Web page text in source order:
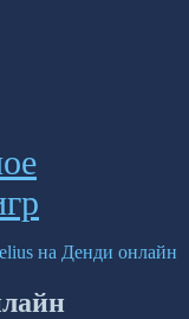
на Денди онлайн